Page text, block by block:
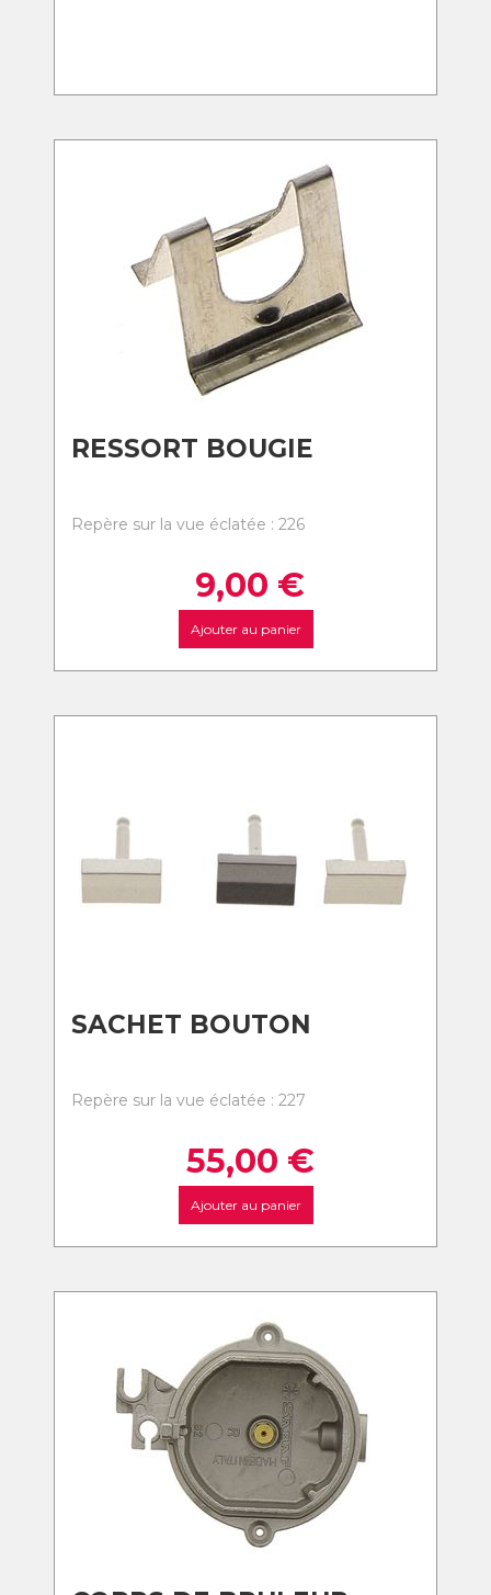
RESSORT BOUGIE
Repère sur la vue éclatée : 226
9,00 €
Ajouter au panier
SACHET BOUTON
Repère sur la vue éclatée : 227
55,00 €
Ajouter au panier